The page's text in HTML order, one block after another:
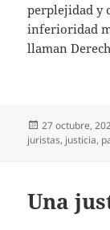
perplejidad y
inferioridad
llaman
Publicado
el
27 octubre,
juristas, justicia,
Una